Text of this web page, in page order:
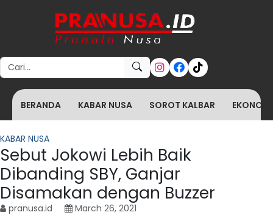
Search for:
BERANDA KABAR NUSA SOROT KALBAR
KABAR NUSA
Sebut Jokowi Lebih Baik
Dibanding SBY, Ganjar
Disamakan dengan Buzzer
pranusa.id March 26, 2021